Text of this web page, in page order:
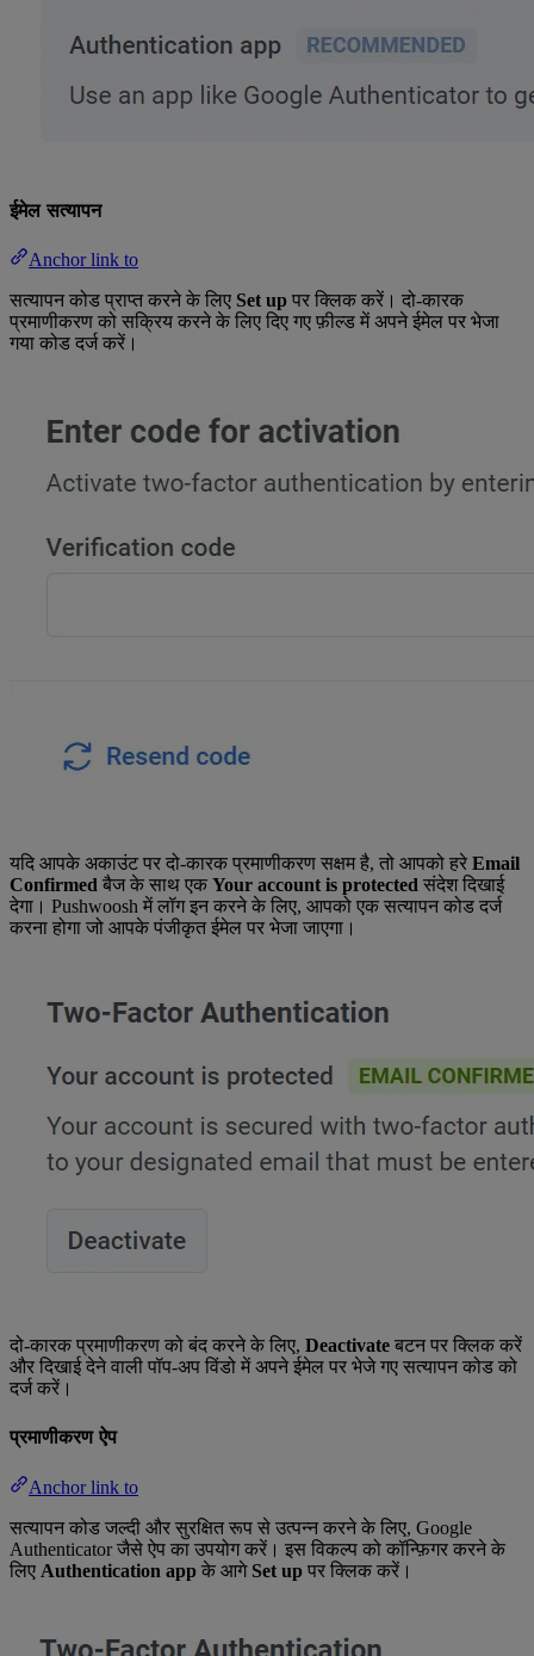
ईमेल सत्यापन
Anchor link to
सत्यापन कोड प्राप्त करने के लिए Set up पर क्लिक करें। दो-कारक
प्रमाणीकरण को सक्रिय करने के लिए दिए गए फ़ील्ड में अपने ईमेल पर भेजा
गया कोड दर्ज करें।
यदि आपके अकाउंट पर दो-कारक प्रमाणीकरण सक्षम है, तो आपको हरे Email
Confirmed बैज के साथ एक Your account is protected संदेश दिखाई
देगा। Pushwoosh में लॉग इन करने के लिए, आपको एक सत्यापन कोड दर्ज
करना होगा जो आपके पंजीकृत ईमेल पर भेजा जाएगा।
दो-कारक प्रमाणीकरण को बंद करने के लिए, Deactivate बटन पर क्लिक करें
और दिखाई देने वाली पॉप-अप विंडो में अपने ईमेल पर भेजे गए सत्यापन कोड को
दर्ज करें।
प्रमाणीकरण ऐप
Anchor link to
सत्यापन कोड जल्दी और सुरक्षित रूप से उत्पन्न करने के लिए, Google
Authenticator जैसे ऐप का उपयोग करें। इस विकल्प को कॉन्फ़िगर करने के
लिए Authentication app के आगे Set up पर क्लिक करें।